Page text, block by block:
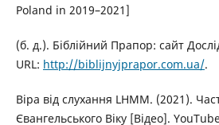
Poland in 2019–2021]
(б. д.). Біблійний Прапор: сайт
URL: http://biblijnyjprapor.com.ua/.
Віра від слухання LHMM. (2021).
Євангельського Віку [Відео].